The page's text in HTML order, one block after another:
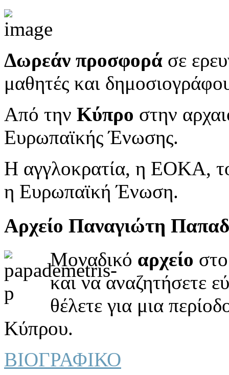
Δωρεάν προσφορά σε
μαθητές και
Από την Κύπρο στην
Ευρωπαϊκής Ένωσης.
Η αγγλοκρατία, η ΕΟΚΑ,
η Ευρωπαϊκή Ένωση.
Αρχείο Παναγιώτη
Μοναδικό αρχείο
και να αναζητήσετε
θέλετε για μια
Κύπρου.
ΒΙΟΓΡΑΦΙΚΟ